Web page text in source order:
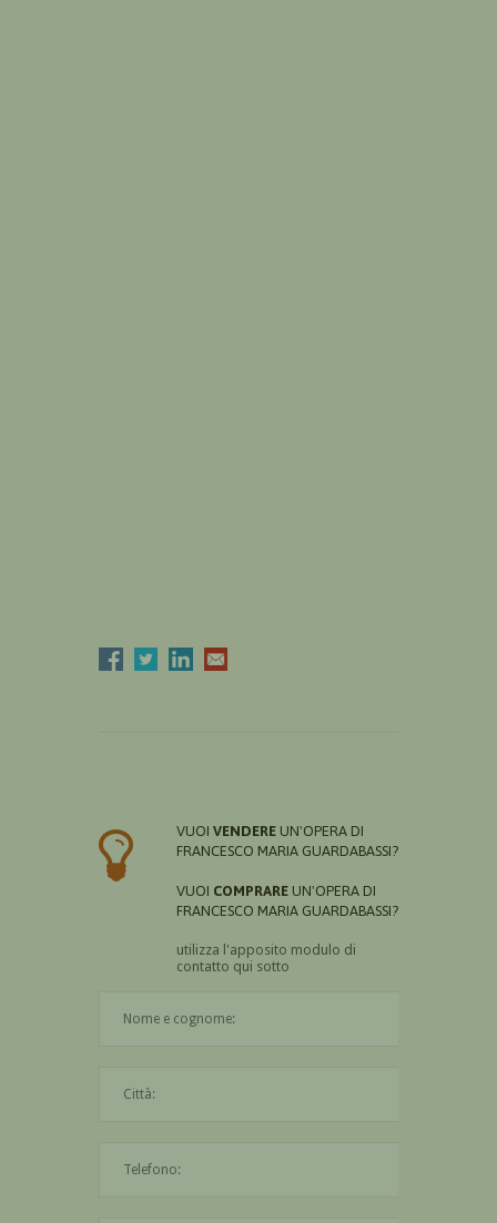
VUOI VENDERE UN'OPERA DI
FRANCESCO MARIA GUARDABASSI?
VUOI COMPRARE UN'OPERA DI
FRANCESCO MARIA GUARDABASSI?
utilizza l'apposito modulo di
contatto qui sotto